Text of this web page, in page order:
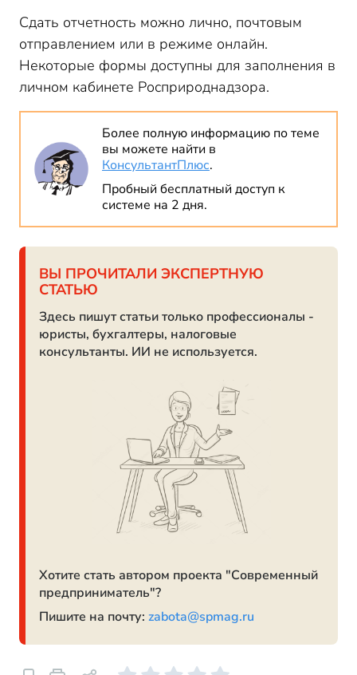
Сдать отчетность можно лично, почтовым
отправлением или в режиме онлайн.
Некоторые формы доступны для заполнения в
личном кабинете Росприроднадзора.
Более полную информацию по теме
вы можете найти в
КонсультантПлюс.
Пробный бесплатный доступ к
системе на 2 дня.
ВЫ ПРОЧИТАЛИ ЭКСПЕРТНУЮ
СТАТЬЮ
Здесь пишут статьи только профессионалы -
юристы, бухгалтеры, налоговые
консультанты. ИИ не используется.
Хотите стать автором проекта "Современный
предприниматель"?
Пишите на почту: zabota@spmag.ru